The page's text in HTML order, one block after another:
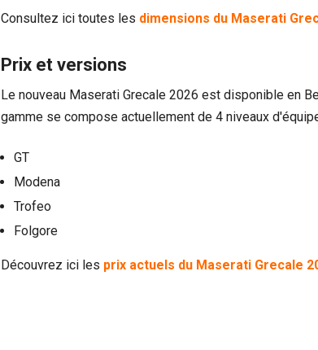
Consultez ici toutes les dimensions du Maserati
Prix et versions
Le nouveau Maserati Grecale 2026 est disponible en
gamme se compose actuellement de 4 niveaux
GT
Modena
Trofeo
Folgore
Découvrez ici les prix actuels du Maserati Grecale